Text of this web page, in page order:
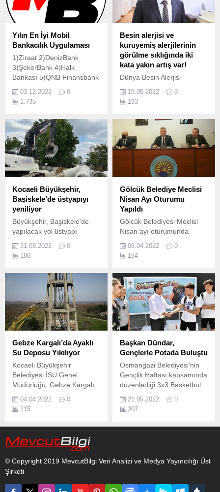
Yılın En İyi Mobil
Bankacılık Uygulaması
1)Ziraat 2)DenizBank
3)ŞekerBank 4)Halk
Bankası 5)QNB Finansbank
6)Garanti Bankası 7)Kuveyt
Türk 8)İş Bankası 9)Akbank
10)Vakıfbank
03.12.2022
0
1.735
Besin alerjisi ve
kuruyemiş alerjilerinin
görülme sıklığında iki
kata yakın artış var!
Dünya Besin Alerjisi
Farkındalık Haftası (8-14
Mayıs) sebebiyle ülkemizde
kuruyemiş alerjilerinin
risklere dikkat çeken
Türkiye Ulusal Alerji ve
Klinik İmmünoloji Derneği
(AİD) üyesi, Hacettepe
Üniversitesi Tıp Fakültesi
Çocuk Alerji Bilim Dalı
Başkanı Prof.
10.05.2022
0
193
Kocaeli Büyükşehir,
Başiskele’de üstyapıyı
yeniliyor
Büyükşehir, Başiskele’de
yapılacak yol üstyapı
Mahallesi Harmansırt
mevkiinden başladı
Belediyesi, Başiskele’de
yaptığı yol üstyapı
çalışmaları ile vatandaşların
güvenli ve konforlu
ulaşımına katkı sunuyor.
31.08.2022
0
186
Gölcük Belediye Meclisi
Nisan Ayı Oturumu
Yapıldı
Gölcük Belediyesi Meclisi
Nisan ayı oturumunda
üyeleri seçimleri yapılarak 9
gündem maddesi
08.04.2022
0
184
Gebze Kargalı’da Ayaklı
Su Deposu Yıkılıyor
Kocaeli Büyükşehir
Belediyesi İSU Genel
Müdürlüğü, Gebze Kargalı
Mahallesinde bulunan
kullanım ömrünü doldurmuş
ve pasif durumda bulunan
amacıyla yıkımını
04.04.2022
0
215
Başkan Dündar,
Gençlerle Potada Buluştu
Osmangazi Belediyesi’nin
Gençlik Haftası kapsamında
düzenlediği 3x3 Basketbol
Turnuvası’nda Başkan
Mustafa Dündar da
gençlerle birlikte basketbol
21.05.2022
0
207
© Copyright 2019 MevcutBilgi Veri Analizi ve Medya Yayıncılığı Üst
Şirketi